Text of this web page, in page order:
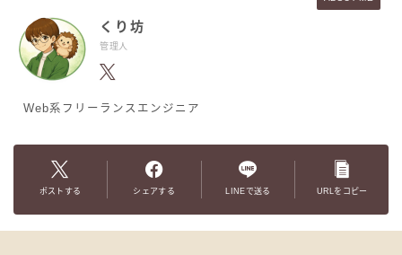
くり坊
管理人
Web系フリーランスエンジニア
ポストする シェアする LINEで送る URLをコピー